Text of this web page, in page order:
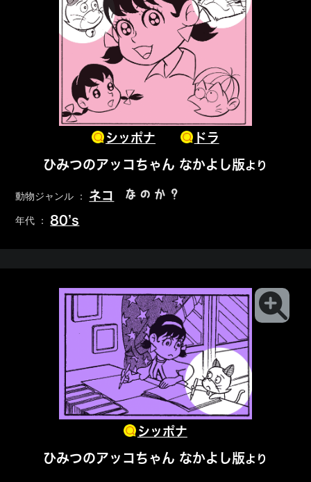
シッポナ ドラ
ひみつのアッコちゃん なかよし版より
動物ジャンル ： ネコ なのか？
年代 ： 80’s
シッポナ
ひみつのアッコちゃん なかよし版より